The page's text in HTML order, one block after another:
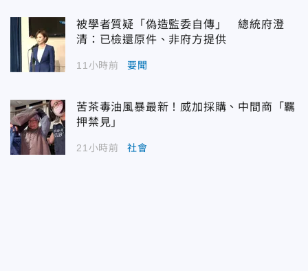
被學者質疑「偽造監委自傳」 總統府澄
清：已檢還原件、非府方提供
11小時前 要聞
苦茶毒油風暴最新！威加採購、中間商「羈
押禁見」
21小時前 社會